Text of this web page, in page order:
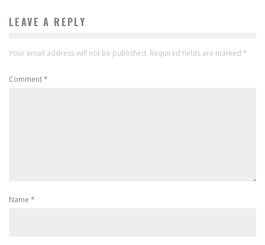
LEAVE A REPLY
Your email address will not be published. Required fields are marked *
Comment*
Name *